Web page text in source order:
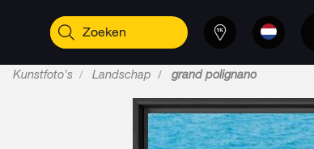
Kunstfoto's Landschap grand polignano